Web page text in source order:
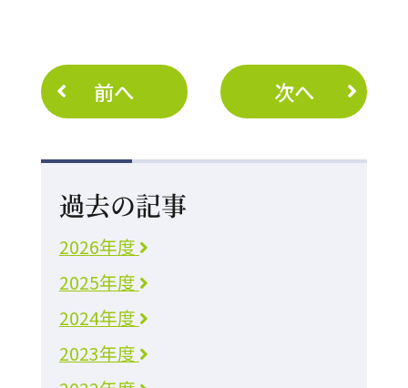
前へ 次へ
過去の記事
2026年度
2025年度
2024年度
2023年度